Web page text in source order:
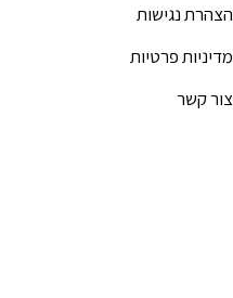
הצהרת נגישות
מדיניות פרטיות
צור קשר